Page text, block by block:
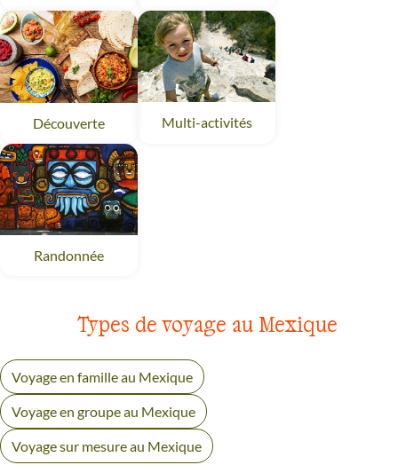
Découverte Multi-activitésMexique
Randonnée
Types de voyage au Mexique
Voyage en famille au Mexique
Voyage en groupe au Mexique
Voyage sur mesure au Mexique